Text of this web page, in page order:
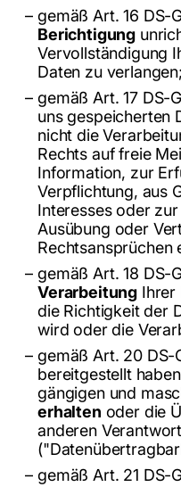
gemäß Art. 16 DS-
Berichtigung
Vervollständigung
Daten zu verlangen;
gemäß Art. 17 DS-
uns gespeicherten
nicht die
Rechts auf freie
Information, zur
Verpflichtung, aus
Interesses oder zur
Ausübung oder
Rechtsansprüchen
gemäß Art. 18 DS-
Verarbeitung Ihrer
die Richtigkeit der
wird oder die
gemäß Art. 20 DS-
bereitgestellt
gängigen und
erhalten oder die
anderen
gemäß Art. 21 DS-